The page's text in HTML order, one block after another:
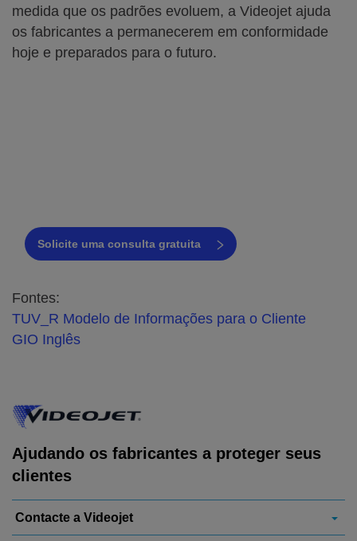
medida que os padrões evoluem, a Videojet ajuda
os fabricantes a permanecerem em conformidade
hoje e preparados para o futuro.
Solicite uma consulta gratuita
Fontes:
TUV_R Modelo de Informações para o Cliente
GIO Inglês
Ajudando os fabricantes a proteger seus
clientes
Contacte a Videojet